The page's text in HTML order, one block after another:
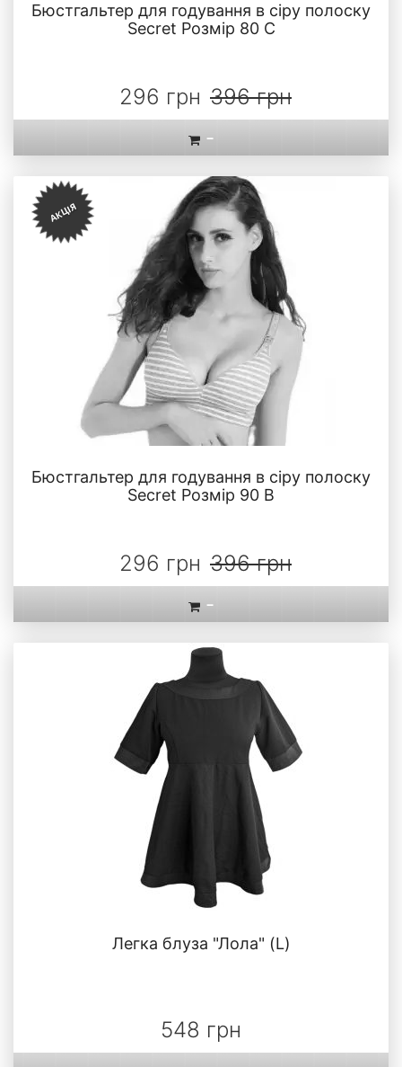
Бюстгальтер для годування в сіру полоску
Secret Розмір 80 С
296 грн 396 грн
-
Бюстгальтер для годування в сіру полоску
Secret Розмір 90 В
АКЦІЯ
296 грн 396 грн
-
Легка блуза "Лола" (L)
548 грн